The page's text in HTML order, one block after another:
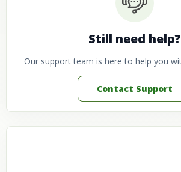
Still need help?
Our support team is here to help you
Contact Support